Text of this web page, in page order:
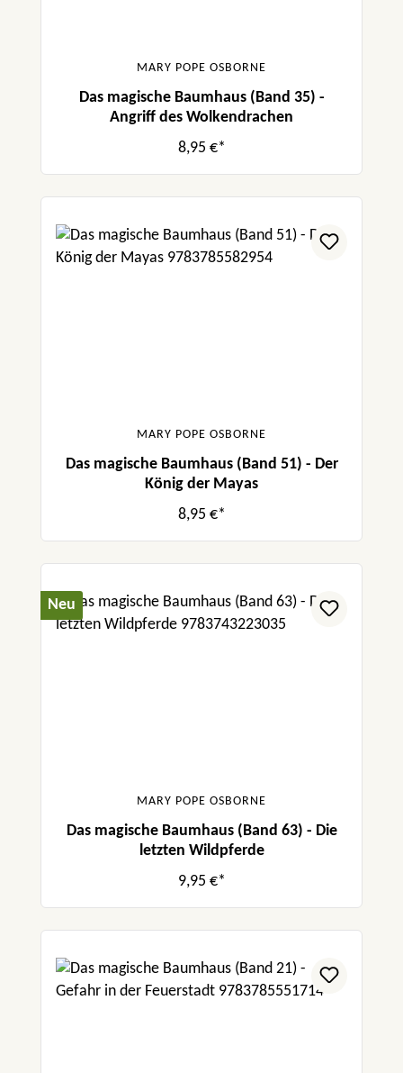
MARY POPE OSBORNE
Das magische Baumhaus (Band 35) -
Angriff des Wolkendrachen
8,95 €*
MARY POPE OSBORNE
Das magische Baumhaus (Band 51) - Der
König der Mayas
8,95 €*
Neu
MARY POPE OSBORNE
Das magische Baumhaus (Band 63) - Die
letzten Wildpferde
9,95 €*